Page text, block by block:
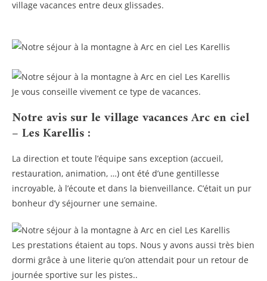
village vacances entre deux glissades.
Je vous conseille vivement ce type de vacances.
Notre avis sur le village vacances Arc en ciel
– Les Karellis :
La direction et toute l’équipe sans exception (accueil,
restauration, animation, …) ont été d’une gentillesse
incroyable, à l’écoute et dans la bienveillance. C’était un pur
bonheur d’y séjourner une semaine.
Les prestations étaient au tops. Nous y avons aussi très bien
dormi grâce à une literie qu’on attendait pour un retour de
journée sportive sur les pistes..